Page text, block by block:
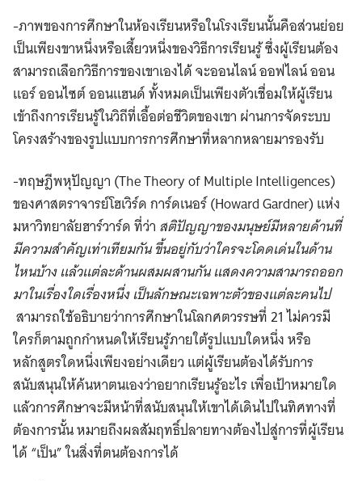
-ภาพของการศึกษาในห้องเรียนหรือในโรงเรียนนั้นคือส่วนย่อย
เป็นเพียงขาหนึ่งหรือเสี้ยวหนึ่งของวิธีการเรียนรู้ ซึ่งผู้เรียนต้อง
สามารถเลือกวิธีการของเขาเองได้ จะออนไลน์ ออฟไลน์ ออน
แอร์ ออนไซต์ ออนแฮนด์ ทั้งหมดเป็นเพียงตัวเชื่อมให้ผู้เรียน
เข้าถึงการเรียนรู้ในวิถีที่เอื้อต่อชีวิตของเขา ผ่านการจัดระบบ
โครงสร้างของรูปแบบการการศึกษาที่หลากหลายมารองรับ
-ทฤษฎีพหุปัญญา (The Theory of Multiple Intelligences)
ของศาสตราจารย์โฮเวิร์ด การ์ดเนอร์ (Howard Gardner) แห่ง
มหาวิทยาลัยฮาร์วาร์ด ที่ว่า สติปัญญาของมนุษย์มีหลายด้านที่
มีความสำคัญเท่าเทียมกัน ขึ้นอยู่กับว่าใครจะโดดเด่นในด้าน
ไหนบ้าง แล้วแต่ละด้านผสมผสานกัน แสดงความสามารถออก
มาในเรื่องใดเรื่องหนึ่ง เป็นลักษณะเฉพาะตัวของแต่ละคนไป
สามารถใช้อธิบายว่าการศึกษาในโลกศตวรรษที่ 21 ไม่ควรมี
ใครก็ตามถูกกำหนดให้เรียนรู้ภายใต้รูปแบบใดหนึ่ง หรือ
หลักสูตรใดหนึ่งเพียงอย่างเดียว แต่ผู้เรียนต้องได้รับการ
สนับสนุนให้ค้นหาตนเองว่าอยากเรียนรู้อะไร เพื่อเป้าหมายใด
แล้วการศึกษาจะมีหน้าที่สนับสนุนให้เขาได้เดินไปในทิศทางที่
ต้องการนั้น หมายถึงผลสัมฤทธิ์ปลายทางต้องไปสู่การที่ผู้เรียน
ได้ “เป็น” ในสิ่งที่ตนต้องการได้